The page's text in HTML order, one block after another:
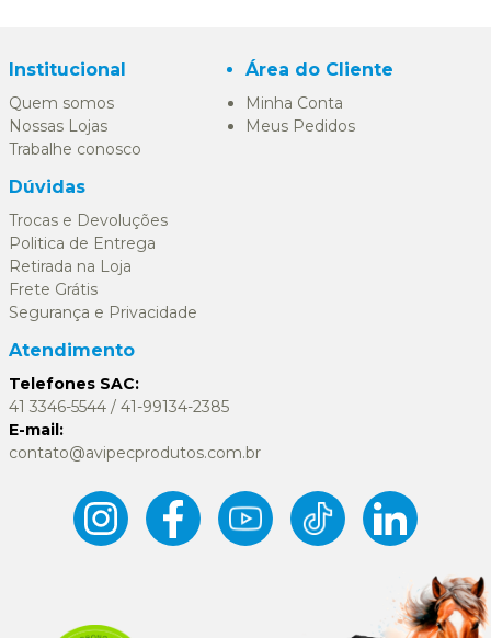
Institucional
Quem somos
Nossas Lojas
Trabalhe conosco
Área do Cliente
Minha Conta
Meus Pedidos
Dúvidas
Trocas e Devoluções
Politica de Entrega
Retirada na Loja
Frete Grátis
Segurança e Privacidade
Atendimento
Telefones SAC:
41 3346-5544 / 41-99134-2385
E-mail:
contato@avipecprodutos.com.br